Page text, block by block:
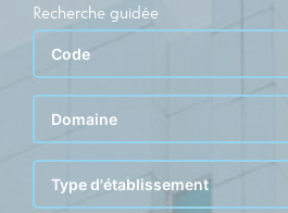
Recherche guidée